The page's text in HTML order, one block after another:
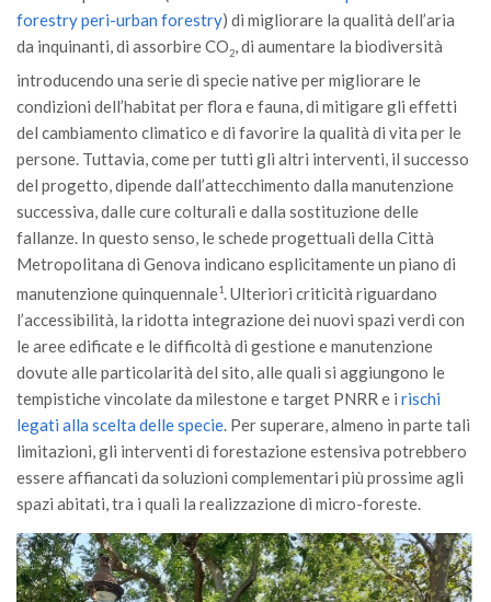
forestry peri-urban forestry) di migliorare la qualità dell’aria
da inquinanti, di assorbire CO2, di aumentare la biodiversità
introducendo una serie di specie native per migliorare le
condizioni dell’habitat per flora e fauna, di mitigare gli effetti
del cambiamento climatico e di favorire la qualità di vita per le
persone. Tuttavia, come per tutti gli altri interventi, il successo
del progetto, dipende dall’attecchimento dalla manutenzione
successiva, dalle cure colturali e dalla sostituzione delle
fallanze. In questo senso, le schede progettuali della Città
Metropolitana di Genova indicano esplicitamente un piano di
manutenzione quinquennale1. Ulteriori criticità riguardano
l’accessibilità, la ridotta integrazione dei nuovi spazi verdi con
le aree edificate e le difficoltà di gestione e manutenzione
dovute alle particolarità del sito, alle quali si aggiungono le
tempistiche vincolate da milestone e target PNRR e i rischi
legati alla scelta delle specie. Per superare, almeno in parte tali
limitazioni, gli interventi di forestazione estensiva potrebbero
essere affiancati da soluzioni complementari più prossime agli
spazi abitati, tra i quali la realizzazione di micro-foreste.